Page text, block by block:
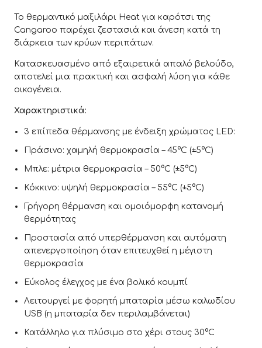
Το θερμαντικό μαξιλάρι Heat για καρότσι της
Cangaroo παρέχει ζεστασιά και άνεση κατά τη
διάρκεια των κρύων περιπάτων.
Κατασκευασμένο από εξαιρετικά απαλό βελούδο,
αποτελεί μια πρακτική και ασφαλή λύση για κάθε
οικογένεια.
Χαρακτηριστικά:
3 επίπεδα θέρμανσης με ένδειξη χρώματος LED:
Πράσινο: χαμηλή θερμοκρασία – 45°C (±5°C)
Μπλε: μέτρια θερμοκρασία – 50°C (±5°C)
Κόκκινο: υψηλή θερμοκρασία – 55°C (±5°C)
Γρήγορη θέρμανση και ομοιόμορφη κατανομή
θερμότητας
Προστασία από υπερθέρμανση και αυτόματη
απενεργοποίηση όταν επιτευχθεί η μέγιστη
θερμοκρασία
Εύκολος έλεγχος με ένα βολικό κουμπί
Λειτουργεί με φορητή μπαταρία μέσω καλωδίου
USB (η μπαταρία δεν περιλαμβάνεται)
Κατάλληλο για πλύσιμο στο χέρι στους 30°C